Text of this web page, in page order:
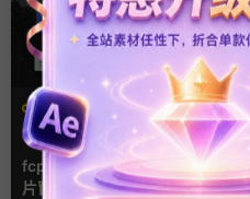
FCPX字幕
字幕模板
文字动画
fcpx插件 9组高光标注文字卡
片窗口小组件浮窗